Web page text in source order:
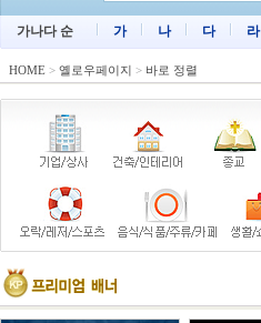
가나다 순 가 나 다 라
HOME > 옐로우페이지 > 바로 정렬